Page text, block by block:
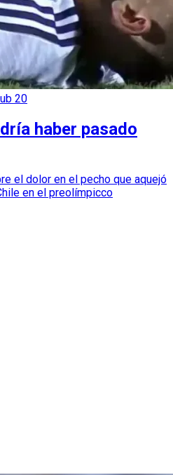
20
haber pasado
el dolor en el pecho que aquejó
en el preolímpicco